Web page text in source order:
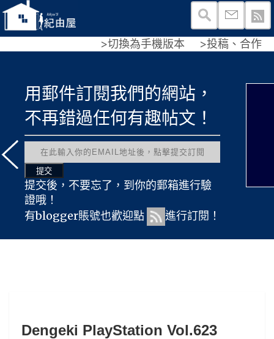
>切換為手機版本 >投稿、合作
Dengeki PlayStation Vol.623